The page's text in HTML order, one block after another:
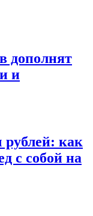
дополнят
и
как
с собой на